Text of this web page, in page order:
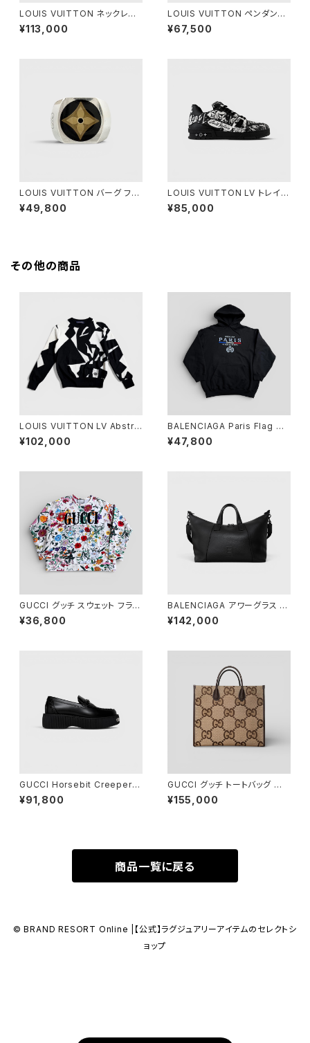
LOUIS VUITTON ネックレス
LV スパイク シルバー
¥113,000
LOUIS VUITTON ペンダント
LV セーラー シルバー
¥67,500
LOUIS VUITTON バーグ フル
ール モノグラム シルバー M
¥49,800
LOUIS VUITTON LV トレイナ
ー スニーカー ブラック ホワイト
8 1/2
¥85,000
その他の商品
LOUIS VUITTON LV Abstra
ct Houndstooth Knit Wool
Black White M
¥102,000
BALENCIAGA Paris Flag Ho
odie Black M
¥47,800
GUCCI グッチ スウェット フラワ
ー アイボリー 総柄 M 469250
XJAR4
¥36,800
BALENCIAGA アワーグラス ダ
ッフルバッグ ブラック
¥142,000
GUCCI Horsebit Creeper L
oafer Black 36 1/2
¥91,800
GUCCI グッチ トートバッグ ジャ
ンボGG キャンバス 678839
¥155,000
商品一覧に戻る
© BRAND RESORT Online |【公式】ラグジュアリーアイテムのセレクトシ
ョップ